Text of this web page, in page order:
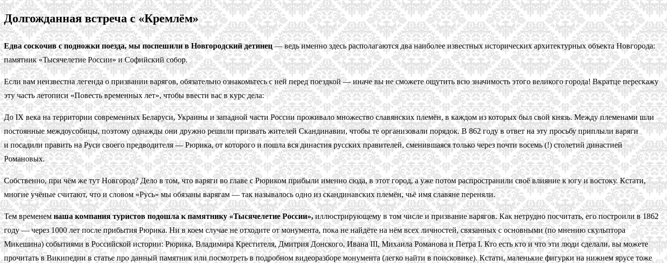
Долгожданная встреча с «Кремлём»
Едва соскочив с подножки поезда, мы поспешили в Новгородский детинец— ведь именно здесь располагаются два наиболее известных исторических архитектурных объекта Новгорода:
памятник «Тысячелетие России» и Софийский собор.
Если вам неизвестна легенда о призвании варягов, обязательно ознакомьтесь с ней перед поездкой — иначе вы не сможете ощутить всю значимость этого великого города! Вкратце перескажу
эту часть летописи «Повесть временных лет», чтобы ввести вас в курс дела:
До IX века на территории современных Беларуси, Украины и западной части России проживало множество славянских племён, в каждом из которых был свой князь. Между племенами шли
постоянные междоусобицы, поэтому однажды они дружно решили призвать жителей Скандинавии, чтобы те организовали порядок. В 862 году в ответ на эту просьбу приплыли варяги
и посадили править на Руси своего предводителя — Рюрика, от которого и пошла вся династия русских правителей, сменившаяся только через почти восемь (!) столетий династией
Романовых.
Собственно, при чём же тут Новгород? Дело в том, что варяги во главе с Рюриком прибыли именно сюда, в этот город, а уже потом распространили своё влияние к югу и востоку. Кстати,
многие учёные считают, что и словом «Русь» мы обязаны варягам — так называлось одно из скандинавских племён, чьё имя славяне переняли.
Тем временемнаша компания туристов подошла к памятнику «Тысячелетие России»,иллюстрирующему в том числе и призвание варягов. Как нетрудно посчитать, его построили в 1862
году — через 1000 лет после прибытия Рюрика. Ни в коем случае не отходите от монумента, пока не найдёте на нём всех личностей, связанных с основными (по мнению скульптора
Микешина) событиями в Российской истории: Рюрика, Владимира Крестителя, Дмитрия Донского, Ивана III, Михаила Романова и Петра I. Кто есть кто и что эти люди сделали, вы можете
прочитать в Википедии в статье про данный памятник или посмотреть в подробном видеоразборе монумента (легко найти в поисковике). Кстати, маленькие фигурки на нижнем ярусе тоже